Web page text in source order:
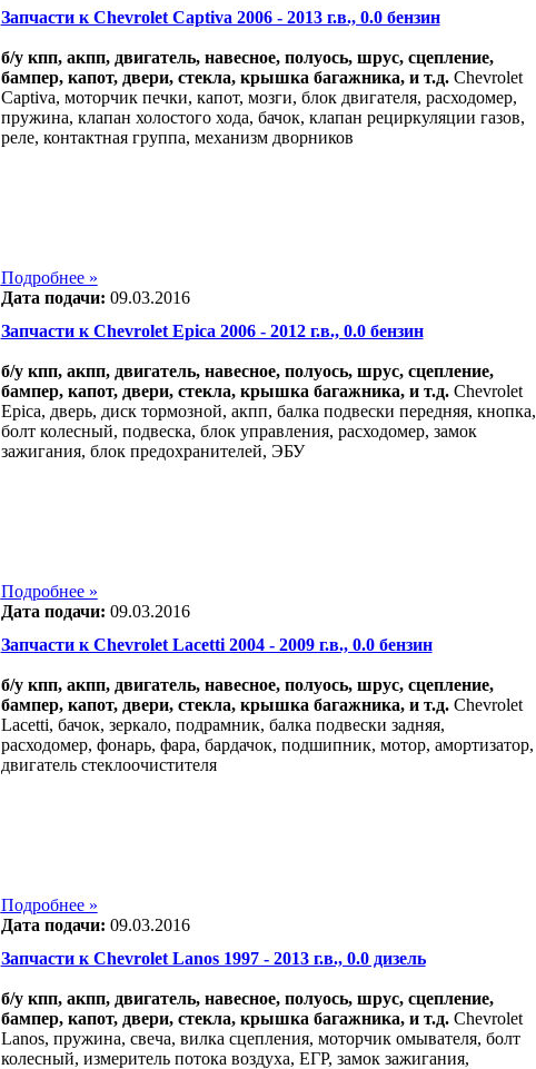
Запчасти к Chevrolet Captiva 2006 - 2013 г.в., 0.0 бензин
б/у кпп, акпп, двигатель, навесное, полуось, шрус, сцепление,
бампер, капот, двери, стекла, крышка багажника, и т.д.Chevrolet
Captiva, моторчик печки, капот, мозги, блок двигателя, расходомер,
пружина, клапан холостого хода, бачок, клапан рециркуляции газов,
реле, контактная группа, механизм дворников
Подробнее »
Дата подачи: 09.03.2016
Запчасти к Chevrolet Epica 2006 - 2012 г.в., 0.0 бензин
б/у кпп, акпп, двигатель, навесное, полуось, шрус, сцепление,
бампер, капот, двери, стекла, крышка багажника, и т.д.Chevrolet
Epica, дверь, диск тормозной, акпп, балка подвески передняя, кнопка,
болт колесный, подвеска, блок управления, расходомер, замок
зажигания, блок предохранителей, ЭБУ
Подробнее »
Дата подачи: 09.03.2016
Запчасти к Chevrolet Lacetti 2004 - 2009 г.в., 0.0 бензин
б/у кпп, акпп, двигатель, навесное, полуось, шрус, сцепление,
бампер, капот, двери, стекла, крышка багажника, и т.д.Chevrolet
Lacetti, бачок, зеркало, подрамник, балка подвески задняя,
расходомер, фонарь, фара, бардачок, подшипник, мотор, амортизатор,
двигатель стеклоочистителя
Подробнее »
Дата подачи: 09.03.2016
Запчасти к Chevrolet Lanos 1997 - 2013 г.в., 0.0 дизель
б/у кпп, акпп, двигатель, навесное, полуось, шрус, сцепление,
бампер, капот, двери, стекла, крышка багажника, и т.д.Chevrolet
Lanos, пружина, свеча, вилка сцепления, моторчик омывателя, болт
колесный, измеритель потока воздуха, ЕГР, замок зажигания,